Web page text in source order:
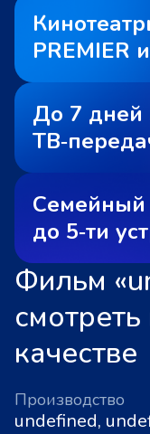
PREMIER
До 7 дней
Семейный
до 5‑ти
Фильм
качестве
Производство
undefined,